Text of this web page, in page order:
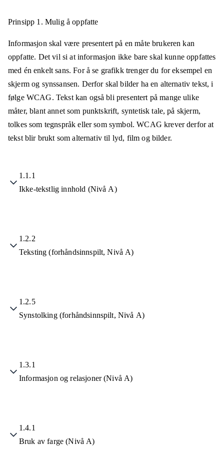
Prinsipp 1. Mulig å oppfatte
Informasjon skal være presentert på en måte brukeren kan
oppfatte. Det vil si at informasjon ikke bare skal kunne oppfattes
med én enkelt sans. For å se grafikk trenger du for eksempel en
skjerm og synssansen. Derfor skal bilder ha en alternativ tekst, i
følge WCAG. Tekst kan også bli presentert på mange ulike
måter, blant annet som punktskrift, syntetisk tale, på skjerm,
tolkes som tegnspråk eller som symbol. WCAG krever derfor at
tekst blir brukt som alternativ til lyd, film og bilder.
1.1.1
Ikke-tekstlig innhold (Nivå A)
1.2.2
Teksting (forhåndsinnspilt, Nivå A)
1.2.5
Synstolking (forhåndsinnspilt, Nivå A)
1.3.1
Informasjon og relasjoner (Nivå A)
1.4.1
Bruk av farge (Nivå A)